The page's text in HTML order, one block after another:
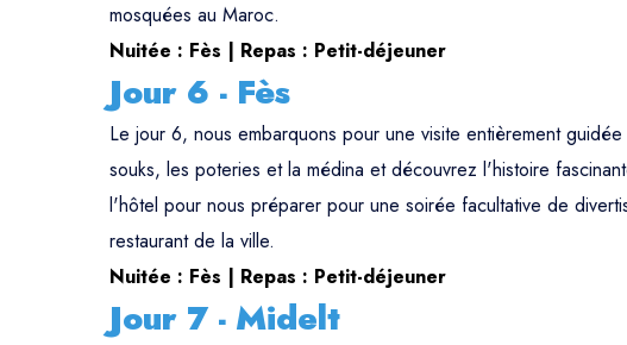
mosquées au Maroc.
Nuitée : Fès | Repas : Petit-déjeuner
Jour 6 - Fès
Le jour 6, nous embarquons pour une visite entièrement
souks, les poteries et la médina et découvrez l'histoire
l'hôtel pour nous préparer pour une soirée facultative de
restaurant de la ville.
Nuitée : Fès | Repas : Petit-déjeuner
Jour 7 - Midelt